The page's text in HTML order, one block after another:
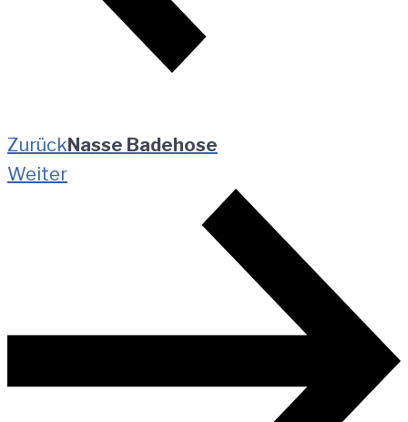
ZurückNasse Badehose
Weiter